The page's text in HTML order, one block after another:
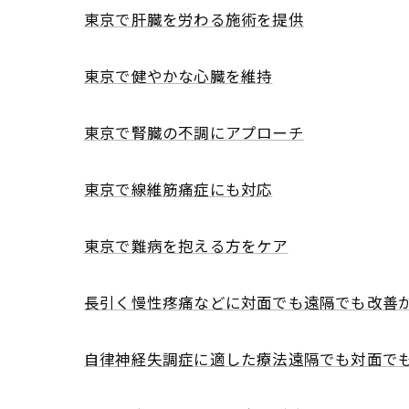
東京で肝臓を労わる施術を提供
東京で健やかな心臓を維持
東京で腎臓の不調にアプローチ
東京で線維筋痛症にも対応
東京で難病を抱える方をケア
長引く慢性疼痛などに対面でも遠隔でも改善
自律神経失調症に適した療法遠隔でも対面で